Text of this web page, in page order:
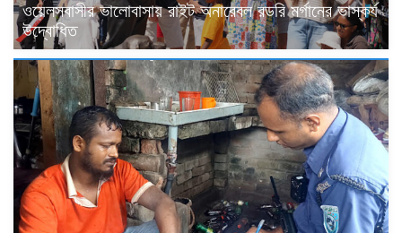
ওয়েলসবাসীর ভালোবাসায় রাইট অনারেবল রডরি মর্গানের ভাস্কর্য
উদ্বোধিত